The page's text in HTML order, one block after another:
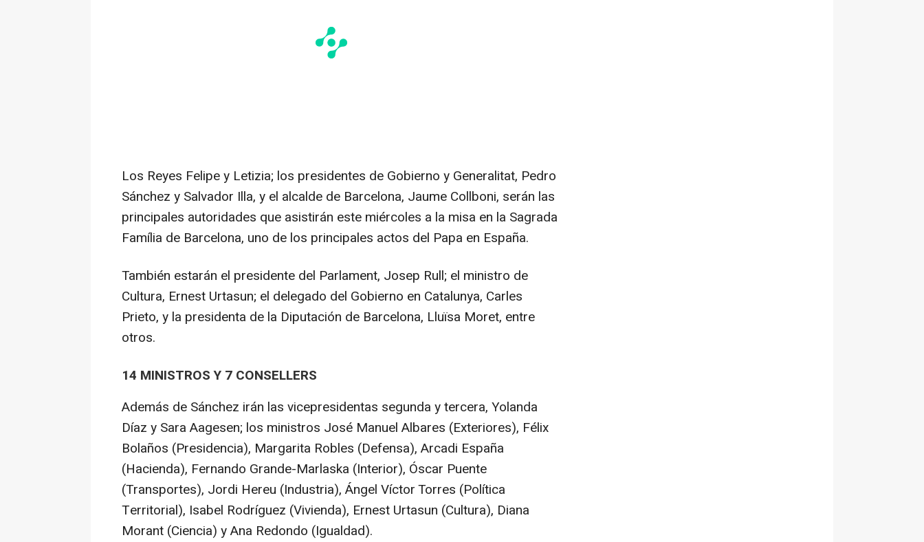
Los Reyes Felipe y Letizia; los presidentes de Gobierno y Generalitat, Pedro
Sánchez y Salvador Illa, y el alcalde de Barcelona, Jaume Collboni, serán las
principales autoridades que asistirán este miércoles a la misa en la Sagrada
Família de Barcelona, uno de los principales actos del Papa en España.
También estarán el presidente del Parlament, Josep Rull; el ministro de
Cultura, Ernest Urtasun; el delegado del Gobierno en Catalunya, Carles
Prieto, y la presidenta de la Diputación de Barcelona, Lluïsa Moret, entre
otros.
14 MINISTROS Y 7 CONSELLERS
Además de Sánchez irán las vicepresidentas segunda y tercera, Yolanda
Díaz y Sara Aagesen; los ministros José Manuel Albares (Exteriores), Félix
Bolaños (Presidencia), Margarita Robles (Defensa), Arcadi España
(Hacienda), Fernando Grande-Marlaska (Interior), Óscar Puente
(Transportes), Jordi Hereu (Industria), Ángel Víctor Torres (Política
Territorial), Isabel Rodríguez (Vivienda), Ernest Urtasun (Cultura), Diana
Morant (Ciencia) y Ana Redondo (Igualdad).